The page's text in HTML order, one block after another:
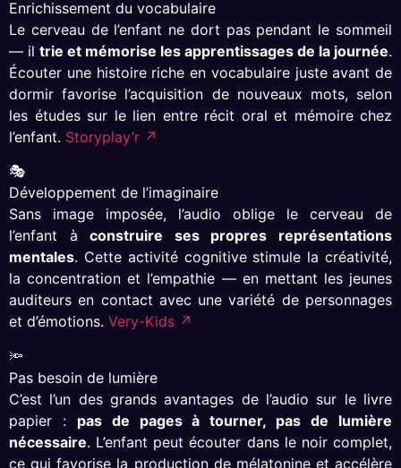
Enrichissement du vocabulaire
Le cerveau de l’enfant ne dort pas pendant le sommeil
— il trie et mémorise les apprentissages de la journée.
Écouter une histoire riche en vocabulaire juste avant de
dormir favorise l’acquisition de nouveaux mots, selon
les études sur le lien entre récit oral et mémoire chez
l’enfant. Storyplay’r ↗
🎭
Développement de l’imaginaire
Sans image imposée, l’audio oblige le cerveau de
l’enfant àconstruire ses propres représentations
mentales. Cette activité cognitive stimule la créativité,
la concentration et l’empathie — en mettant les jeunes
auditeurs en contact avec une variété de personnages
et d’émotions. Very-Kids ↗
🔦
Pas besoin de lumière
C’est l’un des grands avantages de l’audio sur le livre
papier : pas de pages à tourner, pas de lumière
nécessaire. L’enfant peut écouter dans le noir complet,
ce qui favorise la production de mélatonine et accélère